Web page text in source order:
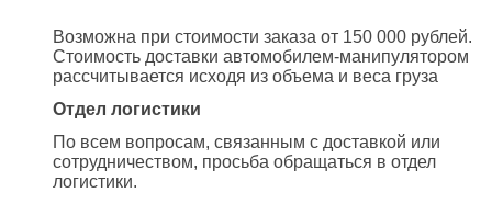
Возможна при стоимости заказа от 150 000 рублей.
Стоимость доставки автомобилем-манипулятором
рассчитывается исходя из объема и веса груза
Отдел логистики
По всем вопросам, связанным с доставкой или
сотрудничеством, просьба обращаться в отдел
логистики.